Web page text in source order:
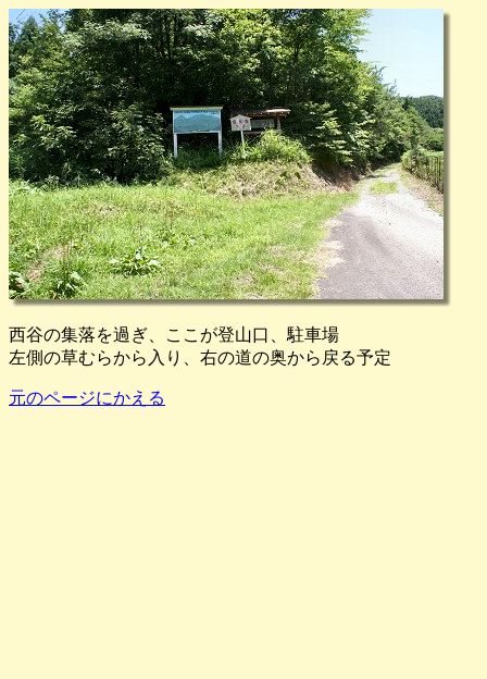
西谷の集落を過ぎ、ここが登山口、駐車場
左側の草むらから入り、右の道の奥から戻る予定
元のページにかえる